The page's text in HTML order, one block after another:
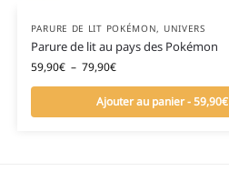
PARURE DE LIT POKÉMON, UNIVERS
Parure de lit au pays des Pokémon
59,90€ – 79,90€
Ajouter au panier - 59,90€